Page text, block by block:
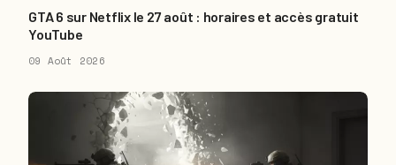
GTA 6 sur Netflix le 27 août : horaires et accès gratuit
YouTube
09 Août 2026